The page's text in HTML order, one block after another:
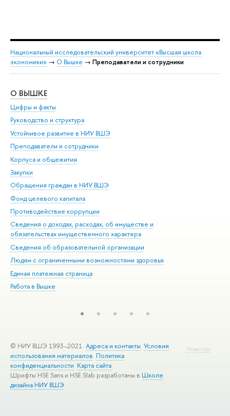
Национальный исследовательский университет «Высшая школа
экономики» → О Вышке → Преподаватели и сотрудники
О ВЫШКЕ
Цифры и факты
Руководство и структура
Устойчивое развитие в НИУ ВШЭ
Преподаватели и сотрудники
Корпуса и общежития
Закупки
Обращения граждан в НИУ ВШЭ
Фонд целевого капитала
Противодействие коррупции
Сведения о доходах, расходах, об имуществе и
обязательствах имущественного характера
Сведения об образовательной организации
Людям с ограниченными возможностями здоровья
Единая платежная страница
Работа в Вышке
Редактору
© НИУ ВШЭ 1993–2021 Адреса и контакты Условия
использования материалов Политика
конфиденциальности Карта сайта
Шрифты HSE Sans и HSE Slab разработаны в Школе
дизайна НИУ ВШЭ